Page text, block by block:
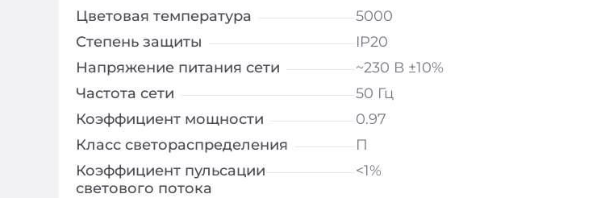
Цветовая температура
5000
Степень защиты
IP20
Напряжение питания сети
~230 В ±10%
Частота сети
50 Гц
Коэффициент мощности
0.97
Класс светораспределения
П
Коэффициент пульсации
светового потока
<1%